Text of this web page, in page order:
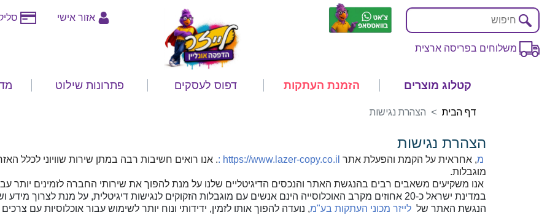
משלוחים בפריסה ארצית
אזור אישי
קטלוג מוצרים הזמנת העתקות דפוס לעסקים פתרונות שילוט
דף הבית הצהרת נגישות
הצהרת נגישות
, אחראית על הקמת והפעלת אתר : https://www.lazer-copy.co.il. אנו רואים חשיבות רבה במתן שירות שוויוני לכלל
מוגבלות.
אנו משקיעים משאבים רבים בהנגשת האתר והנכסים הדיגיטליים שלנו על מנת להפוך את שירותי החברה לזמינים יותר
במדינת ישראל כ-20 אחוזים מקרב האוכלוסייה הינם אנשים עם מוגבלות הזקוקים לנגישות דיגיטלית, על מנת לצרוך מידע ושירותים כללים.
הנגשת האתר של
, נועדה להפוך אותו לזמין, ידידותי ונוח יותר לשימוש עבור אוכלוסיות עם